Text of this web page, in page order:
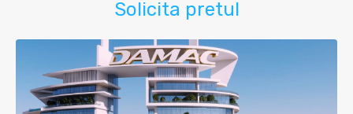
Solicita pretul